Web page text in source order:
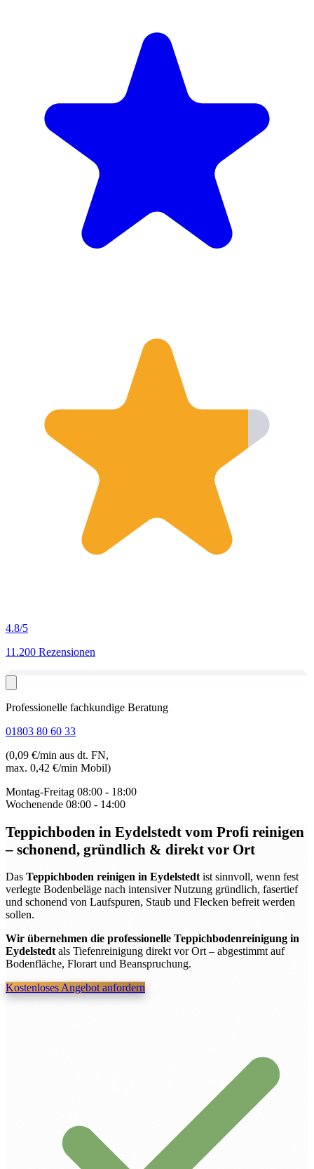
4.8/5
11.200 Rezensionen
Professionelle fachkundige Beratung
01803 80 60 33
(0,09 €/min aus dt. FN,
max. 0,42 €/min Mobil)
Montag-Freitag 08:00 - 18:00
Wochenende 08:00 - 14:00
Teppichboden in Eydelstedt vom Profi reinigen
– schonend, gründlich & direkt vor Ort
Das Teppichboden reinigen in Eydelstedt ist sinnvoll, wenn fest
verlegte Bodenbeläge nach intensiver Nutzung gründlich, fasertief
und schonend von Laufspuren, Staub und Flecken befreit werden
sollen.
Wir übernehmen die professionelle Teppichbodenreinigung in
Eydelstedt als Tiefenreinigung direkt vor Ort – abgestimmt auf
Bodenfläche, Florart und Beanspruchung.
Kostenloses Angebot anfordern